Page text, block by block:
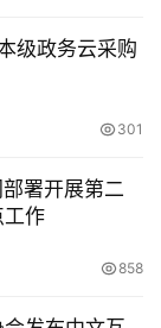
级政务云采购
301
署开展第二
工作
858